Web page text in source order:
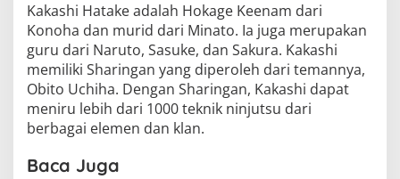
Kakashi Hatake adalah Hokage Keenam dari
Konoha dan murid dari Minato. Ia juga merupakan
guru dari Naruto, Sasuke, dan Sakura. Kakashi
memiliki Sharingan yang diperoleh dari temannya,
Obito Uchiha. Dengan Sharingan, Kakashi dapat
meniru lebih dari 1000 teknik ninjutsu dari
berbagai elemen dan klan.
Baca Juga